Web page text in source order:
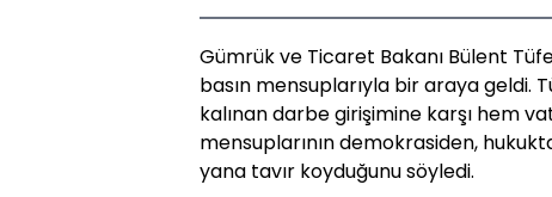
Gümrük ve Ticaret Bakanı Bülent
basın mensuplarıyla bir araya geldi.
kalınan darbe girişimine karşı hem
mensuplarının demokrasiden,
yana tavır koyduğunu söyledi.